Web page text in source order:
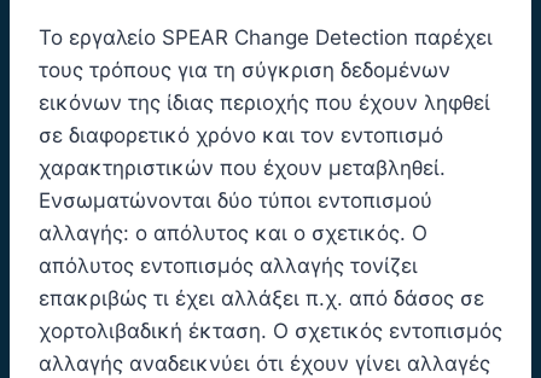
Το εργαλείο SPEAR Change Detection παρέχει
τους τρόπους για τη σύγκριση δεδομένων
εικόνων της ίδιας περιοχής που έχουν ληφθεί
σε διαφορετικό χρόνο και τον εντοπισμό
χαρακτηριστικών που έχουν μεταβληθεί.
Ενσωματώνονται δύο τύποι εντοπισμού
αλλαγής: ο απόλυτος και ο σχετικός. Ο
απόλυτος εντοπισμός αλλαγής τονίζει
επακριβώς τι έχει αλλάξει π.χ. από δάσος σε
χορτολιβαδική έκταση. Ο σχετικός εντοπισμός
αλλαγής αναδεικνύει ότι έχουν γίνει αλλαγές